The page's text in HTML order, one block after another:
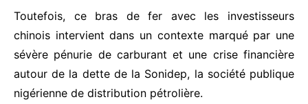
Toutefois, ce bras de fer avec les investisseurs
chinois intervient dans un contexte marqué par une
sévère pénurie de carburant et une crise financière
autour de la dette de la Sonidep, la société publique
nigérienne de distribution pétrolière.